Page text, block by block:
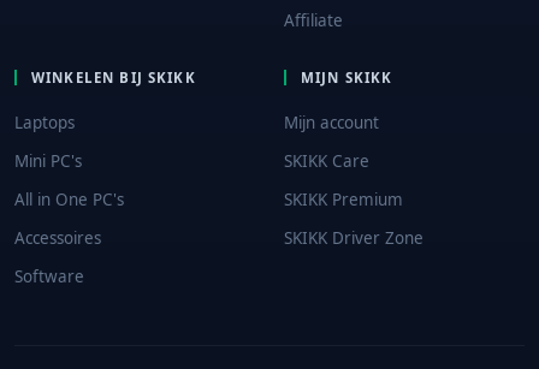
Affiliate
WINKELEN BIJ SKIKK
Laptops
Mini PC's
All in One PC's
Accessoires
Software
MIJN SKIKK
Mijn account
SKIKK Care
SKIKK Premium
SKIKK Driver Zone